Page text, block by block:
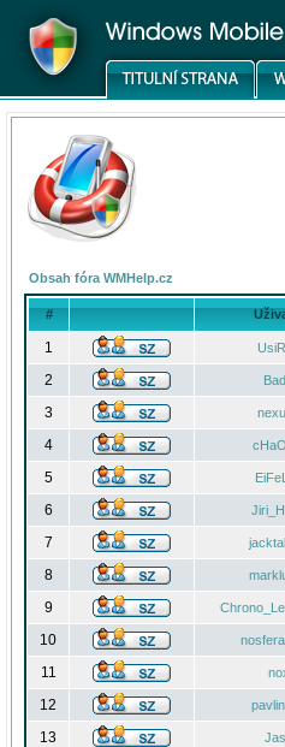
Obsah fóra WMHelp.cz
#
1
2
3
4
5
6
7
8
9
10
11
12
13